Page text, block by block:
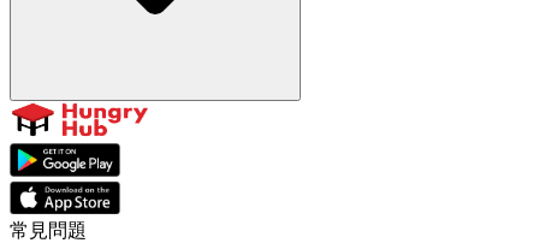
常見問題